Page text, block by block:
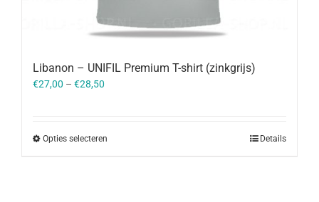
Libanon – UNIFIL Premium T-shirt (zinkgrijs)
€27,00 – €28,50
Opties selecteren Details